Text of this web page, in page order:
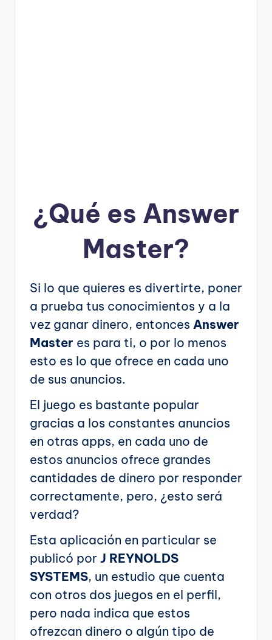
¿Qué es Answer
Master?
Si lo que quieres es divertirte, poner
a prueba tus conocimientos y a la
vez ganar dinero, entonces Answer
Master es para ti, o por lo menos
esto es lo que ofrece en cada uno
de sus anuncios.
El juego es bastante popular
gracias a los constantes anuncios
en otras apps, en cada uno de
estos anuncios ofrece grandes
cantidades de dinero por responder
correctamente, pero, ¿esto será
verdad?
Esta aplicación en particular se
publicó por J REYNOLDS
SYSTEMS, un estudio que cuenta
con otros dos juegos en el perfil,
pero nada indica que estos
ofrezcan dinero o algún tipo de